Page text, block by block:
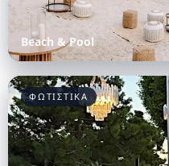
Beach & Pool
ΦΩΤΙΣΤΙΚΑ